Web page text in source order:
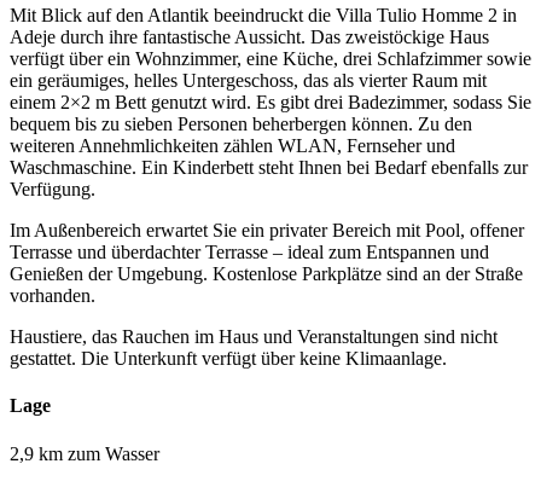
Mit Blick auf den Atlantik beeindruckt die Villa Tulio Homme 2 in
Adeje durch ihre fantastische Aussicht. Das zweistöckige Haus
verfügt über ein Wohnzimmer, eine Küche, drei Schlafzimmer sowie
ein geräumiges, helles Untergeschoss, das als vierter Raum mit
einem 2×2 m Bett genutzt wird. Es gibt drei Badezimmer, sodass Sie
bequem bis zu sieben Personen beherbergen können. Zu den
weiteren Annehmlichkeiten zählen WLAN, Fernseher und
Waschmaschine. Ein Kinderbett steht Ihnen bei Bedarf ebenfalls zur
Verfügung.
Im Außenbereich erwartet Sie ein privater Bereich mit Pool, offener
Terrasse und überdachter Terrasse – ideal zum Entspannen und
Genießen der Umgebung. Kostenlose Parkplätze sind an der Straße
vorhanden.
Haustiere, das Rauchen im Haus und Veranstaltungen sind nicht
gestattet. Die Unterkunft verfügt über keine Klimaanlage.
Lage
2,9 km zum Wasser